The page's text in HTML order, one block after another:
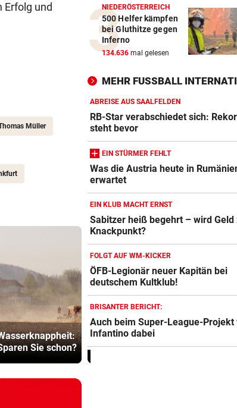
Erfolg und
Müller
Sie schon?
Premiere an
Linzer Uniklinik:
Herz-OP mit
Roboter
SPÖ und
Lederer
NIEDERÖSTERREICH
500 Helfer kämpfen
bei Gluthitze gegen
Inferno
134.636 mal gelesen
MEHR FUSSBALL
ABREISE AUS SAALFELDEN
RB-Star verabschiedet sich:
steht bevor
EIN STÜRMER FEHLT
Was die Austria heute in
erwartet
EIN KLUB MACHT ERNST
Sabitzer heiß begehrt – wird Geld
Knackpunkt?
FOLGT AUF WM-KICKER
ÖFB-Legionär neuer Kapitän bei
deutschem Kultklub!
BRISANTER BERICHT:
Auch beim Super-League-Projekt
Infantino dabei